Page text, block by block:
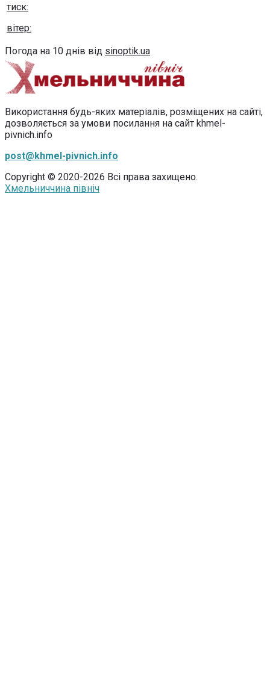
тиск:
вітер:
Погода на 10 днів від sinoptik.ua
Використання будь-яких матеріалів, розміщених на сайті,
дозволяється за умови посилання на сайт khmel-
pivnich.info
post@khmel-pivnich.info
Copyright © 2020-2026 Всі права захищено.
Хмельниччина північ